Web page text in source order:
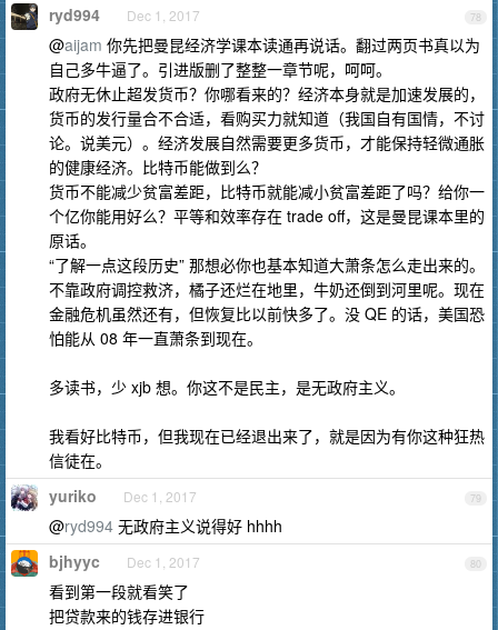
78
ryd994 Dec 1, 2017
@aijam 你先把曼昆经济学课本读通再说话。翻过两页书真以为
自己多牛逼了。引进版删了整整一章节呢，呵呵。
政府无休止超发货币？你哪看来的？经济本身就是加速发展的，
货币的发行量合不合适，看购买力就知道（我国自有国情，不讨
论。说美元）。经济发展自然需要更多货币，才能保持轻微通胀
的健康经济。比特币能做到么？
货币不能减少贫富差距，比特币就能减小贫富差距了吗？给你一
个亿你能用好么？平等和效率存在 trade off，这是曼昆课本里的
原话。
“了解一点这段历史” 那想必你也基本知道大萧条怎么走出来的。
不靠政府调控救济，橘子还烂在地里，牛奶还倒到河里呢。现在
金融危机虽然还有，但恢复比以前快多了。没 QE 的话，美国恐
怕能从 08 年一直萧条到现在。
多读书，少 xjb 想。你这不是民主，是无政府主义。
我看好比特币，但我现在已经退出来了，就是因为有你这种狂热
信徒在。
79
yuriko Dec 1, 2017
@ryd994 无政府主义说得好 hhhh
80
bjhyyc Dec 1, 2017
看到第一段就看笑了
把贷款来的钱存进银行